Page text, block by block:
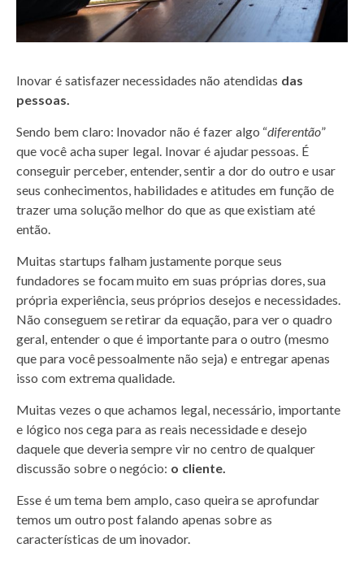
Inovar é satisfazer necessidades não atendidas das
pessoas.
Sendo bem claro: Inovador não é fazer algo “diferentão”
que você acha super legal. Inovar é ajudar pessoas. É
conseguir perceber, entender, sentir a dor do outro e usar
seus conhecimentos, habilidades e atitudes em função de
trazer uma solução melhor do que as que existiam até
então.
Muitas startups falham justamente porque seus
fundadores se focam muito em suas próprias dores, sua
própria experiência, seus próprios desejos e necessidades.
Não conseguem se retirar da equação, para ver o quadro
geral, entender o que é importante para o outro (mesmo
que para você pessoalmente não seja) e entregar apenas
isso com extrema qualidade.
Muitas vezes o que achamos legal, necessário, importante
e lógico nos cega para as reais necessidade e desejo
daquele que deveria sempre vir no centro de qualquer
discussão sobre o negócio: o cliente.
Esse é um tema bem amplo, caso queira se aprofundar
temos um outro post falando apenas sobre as
características de um inovador.